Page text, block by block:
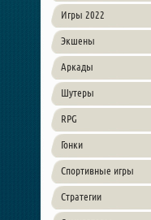
Игры 2022
Экшены
Аркады
Шутеры
RPG
Гонки
Спортивные игры
Стратегии